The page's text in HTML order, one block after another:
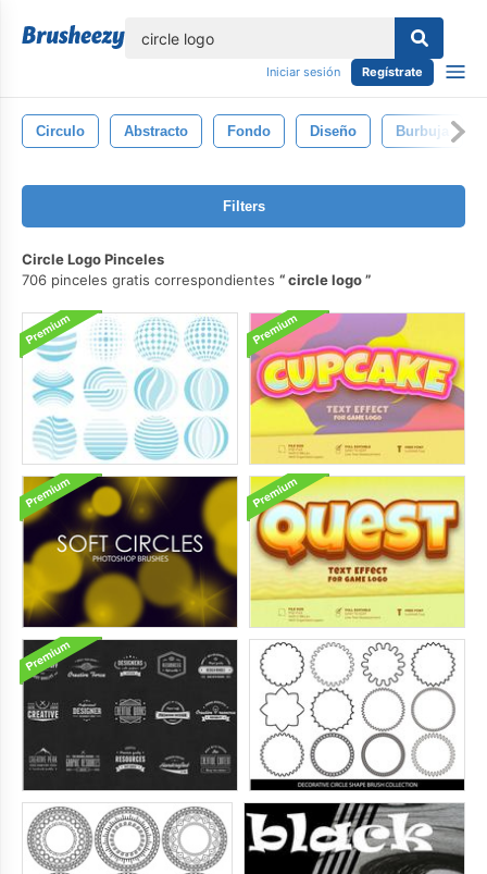
Iniciar sesión Regístrate
Circulo Abstracto Fondo Diseño Burbuja
Filters
Circle Logo Pinceles
706 pinceles gratis correspondientes
circle logo